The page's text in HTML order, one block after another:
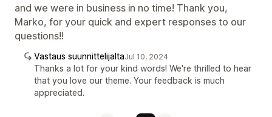
and we were in business in no time! Thank you,
Marko, for your quick and expert responses to our
questions!!
Vastaus suunnittelijaltaJul 10, 2024
Thanks a lot for your kind words! We're thrilled to hear
that you love our theme. Your feedback is much
appreciated.